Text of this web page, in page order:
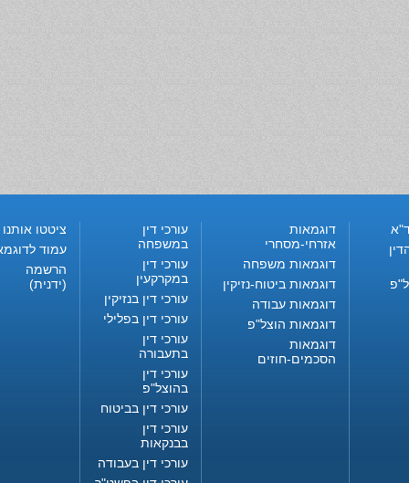
דוגמאות
אזרחי-מסחרי
דוגמאות משפחה
דוגמאות ביטוח-נזיקין
דוגמאות עבודה
דוגמאות הוצל"פ
דוגמאות
הסכמים-חוזים
עורכי דין
במשפחה
עורכי דין
במקרקעין
עורכי דין בנזיקין
עורכי דין בפלילי
עורכי דין
בתעבורה
עורכי דין
בהוצל"פ
עורכי דין בביטוח
עורכי דין
בבנקאות
עורכי דין בעבודה
ציטטו אותנו
עמוד
הרשמה
(ידנית)